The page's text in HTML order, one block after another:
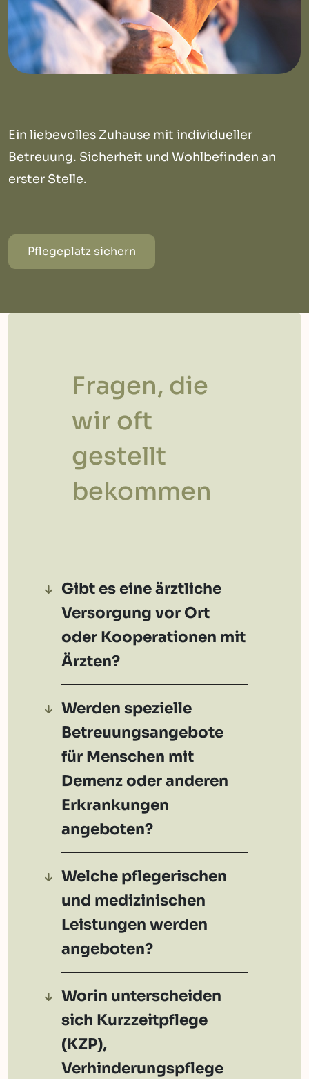
Ein liebevolles Zuhause mit individueller
Betreuung. Sicherheit und Wohlbefinden an
erster Stelle.
Pflegeplatz sichern
Fragen, die
wir oft
gestellt
bekommen
Gibt es eine ärztliche
Versorgung vor Ort
oder Kooperationen mit
Ärzten?
Werden spezielle
Betreuungsangebote
für Menschen mit
Demenz oder anderen
Erkrankungen
angeboten?
Welche pflegerischen
und medizinischen
Leistungen werden
angeboten?
Worin unterscheiden
sich Kurzzeitpflege
(KZP),
Verhinderungspflege